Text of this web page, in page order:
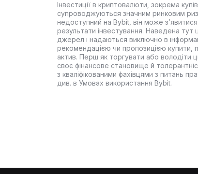
Інвестиції в криптовалюти, зокрема
супроводжуються значним ринковим
недоступний на Bybit, він може
результати інвестування. Наведена тут
джерел і надаються виключно в
рекомендацією чи пропозицією купити,
актив. Перш як торгувати або володіти
своє фінансове становище й
з кваліфікованими фахівцями з питань
див. в Умовах використання Bybit.